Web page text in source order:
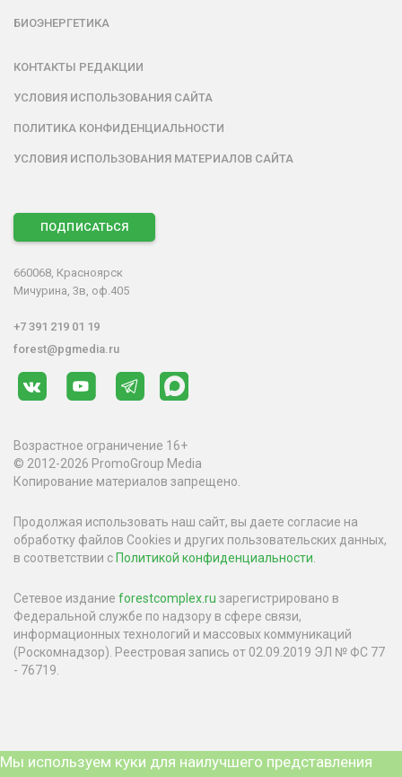
БИОЭНЕРГЕТИКА
КОНТАКТЫ РЕДАКЦИИ
УСЛОВИЯ ИСПОЛЬЗОВАНИЯ САЙТА
ПОЛИТИКА КОНФИДЕНЦИАЛЬНОСТИ
УСЛОВИЯ ИСПОЛЬЗОВАНИЯ МАТЕРИАЛОВ САЙТА
ПОДПИСАТЬСЯ
660068, Красноярск
Мичурина, 3в, оф.405
+7 391 219 01 19
forest@pgmedia.ru
Возрастное ограничение 16+
© 2012-2026 PromoGroup Media
Копирование материалов запрещено.
Продолжая использовать наш сайт, вы даете согласие на
обработку файлов Cookies и других пользовательских данных,
в соответствии сПолитикой конфиденциальности
Сетевое издание forestcomplex.ru зарегистрировано в
Федеральной службе по надзору в сфере связи,
информационных технологий и массовых коммуникаций
(Роскомнадзор). Реестровая запись от 02.09.2019 ЭЛ № ФС 77
- 76719.
Мы используем куки для наилучшего представления